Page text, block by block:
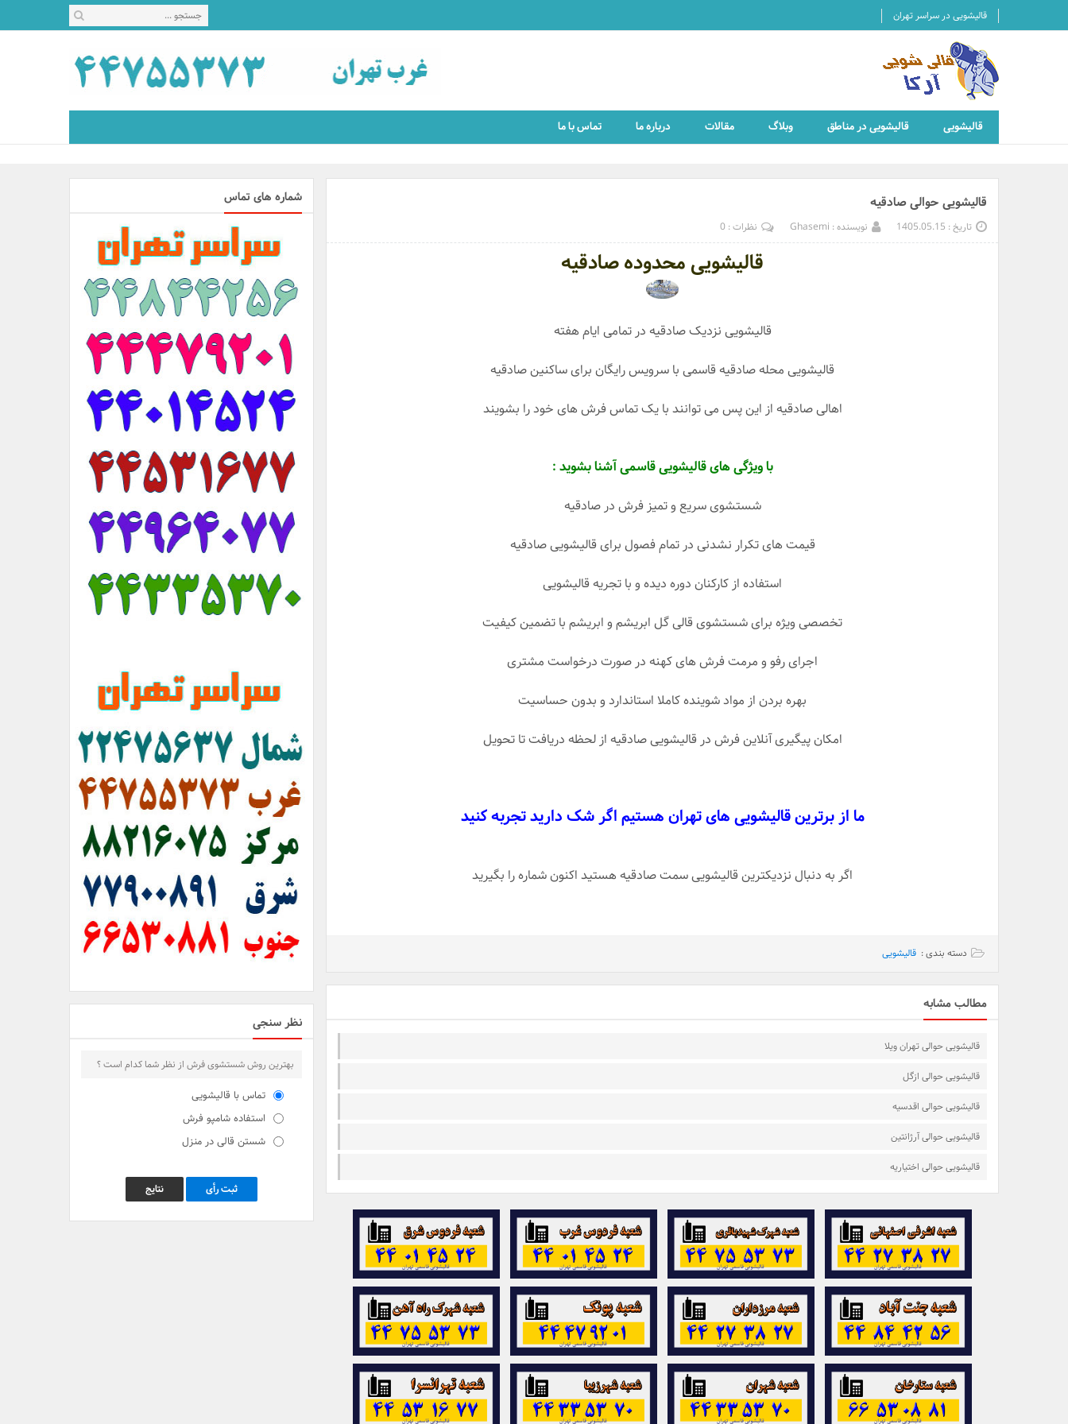
قالیشویی در سراسر تهران
قالیشویی قالیشویی در مناطق وبلاگ مقالات درباره ما تماس با ما
قالیشویی حوالی صادقیه
تاریخ : 1405.05.15 نویسنده : Ghasemi نظرات : 0
قالیشویی محدوده صادقیه
قالیشویی نزدیک صادقیه در تمامی ایام هفته
قالیشویی محله صادقیه قاسمی با سرویس رایگان برای ساکنین صادقیه
اهالی صادقیه از این پس می توانند با یک تماس فرش های خود را بشویند
با ویژگی های قالیشویی قاسمی آشنا بشوید :
شستشوی سریع و تمیز فرش در صادقیه
قیمت های تکرار نشدنی در تمام فصول برای قالیشویی صادقیه
استفاده از کارکنان دوره دیده و با تجریه قالیشویی
تخصصی ویژه برای شستشوی قالی گل ابریشم و ابریشم با تضمین کیفیت
اجرای رفو و مرمت فرش های کهنه در صورت درخواست مشتری
بهره بردن از مواد شوینده کاملا استاندارد و بدون حساسیت
امکان پیگیری آنلاین فرش در قالیشویی صادقیه از لحظه دریافت تا تحویل
ما از برترین قالیشویی های تهران هستیم اگر شک دارید تجربه کنید
اگر به دنبال نزدیکترین قالیشویی سمت صادقیه هستید اکنون شماره را بگیرید
دسته بندی : قالیشویی
مطالب مشابه
قالیشویی حوالی تهران ویلا
قالیشویی حوالی ازگل
قالیشویی حوالی اقدسیه
قالیشویی حوالی آرژانتین
قالیشویی حوالی اختیاریه
شماره های تماس
نظر سنجی
بهترین روش شستشوی فرش از نظر شما کدام است ؟
تماس با قالیشویی
استفاده شامپو فرش
شستن قالی در منزل
ثبت رأی نتایج